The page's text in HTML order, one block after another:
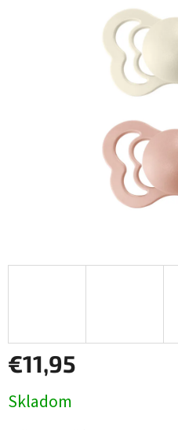
€11,95
cena:
Skladom